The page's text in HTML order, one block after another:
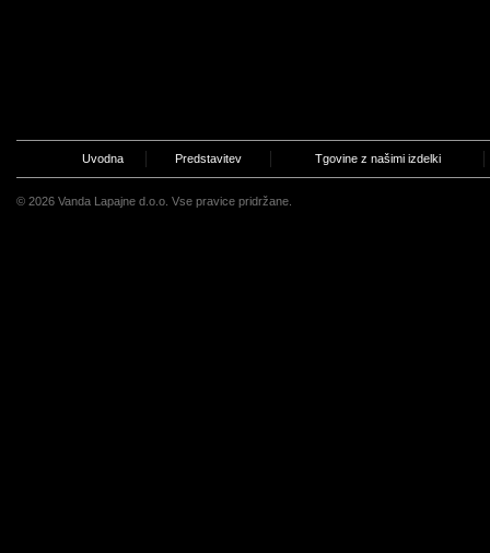
Uvodna Predstavitev Tgovine z našimi izdelki
© 2026 Vanda Lapajne d.o.o. Vse pravice pridržane.